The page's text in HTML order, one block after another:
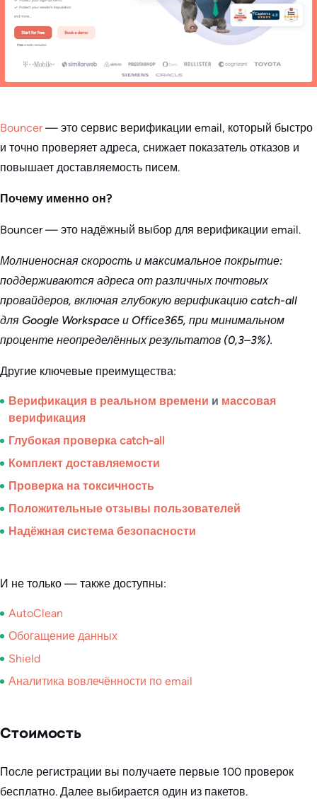
Bouncer— это сервис верификации email, который быстро
и точно проверяет адреса, снижает показатель отказов и
повышает доставляемость писем.
Почему именно он?
Bouncer — это надёжный выбор для верификации email.
Молниеносная скорость и максимальное покрытие:
поддерживаются адреса от различных почтовых
провайдеров, включая глубокую верификацию catch-all
для Google Workspace и Office365, при минимальном
проценте неопределённых результатов (0,3–3%).
Другие ключевые преимущества:
Верификация в реальном времени и массовая
верификация
Глубокая проверка catch-all
Комплект доставляемости
Проверка на токсичность
Положительные отзывы пользователей
Надёжная система безопасности
И не только — также доступны:
AutoClean
Обогащение данных
Shield
Аналитика вовлечённости по email
Стоимость
После регистрации вы получаете первые 100 проверок
бесплатно. Далее выбирается один из пакетов.